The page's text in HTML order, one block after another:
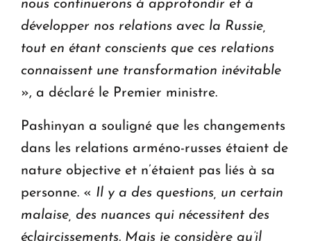
nous continuerons à approfondir et à
développer nos relations avec la Russie,
tout en étant conscients que ces relations
connaissent une transformation inévitable
», a déclaré le Premier ministre.
Pashinyan a souligné que les changements
dans les relations arméno-russes étaient de
nature objective et n’étaient pas liés à sa
personne. « Il y a des questions, un certain
malaise, des nuances qui nécessitent des
éclaircissements. Mais je considère qu’il